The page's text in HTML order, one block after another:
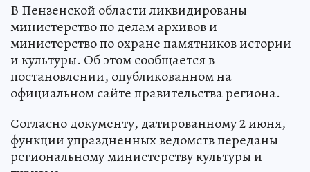
В Пензенской области ликвидированы
министерство по делам архивов и
министерство по охране памятников истории
и культуры. Об этом сообщается в
постановлении, опубликованном на
официальном сайте правительства региона.
Согласно документу, датированному 2 июня,
функции упраздненных ведомств переданы
региональному министерству культуры и